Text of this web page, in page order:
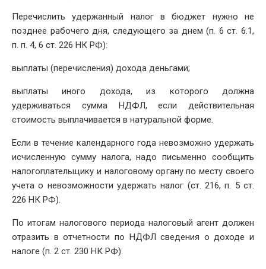
Перечислить удержанный налог в бюджет нужно не
позднее рабочего дня, следующего за днем (п. 6 ст. 6.1,
п. п. 4, 6 ст. 226 НК РФ):
выплаты (перечисления) дохода деньгами;
выплаты иного дохода, из которого должна
удерживаться сумма НДФЛ, если действительная
стоимость выплачивается в натуральной форме.
Если в течение календарного года невозможно удержать
исчисленную сумму налога, надо письменно сообщить
налогоплательщику и налоговому органу по месту своего
учета о невозможности удержать налог (ст. 216, п. 5 ст.
226 НК РФ).
По итогам налогового периода налоговый агент должен
отразить в отчетности по НДФЛ сведения о доходе и
налоге (п. 2 ст. 230 НК РФ).